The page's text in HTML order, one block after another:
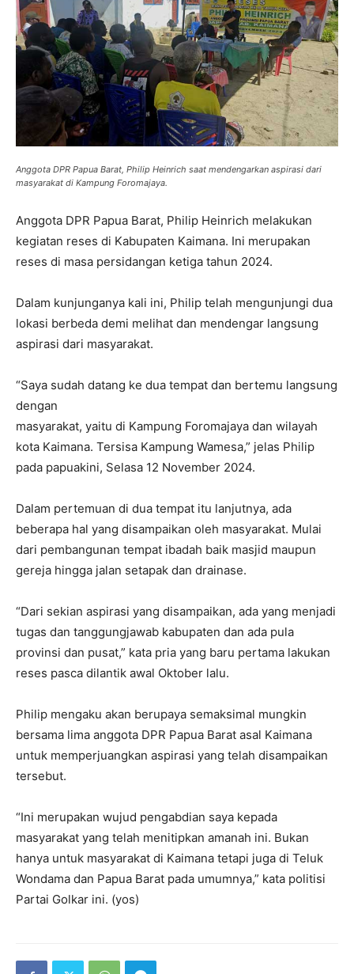
Anggota DPR Papua Barat, Philip Heinrich saat mendengarkan aspirasi dari
masyarakat di Kampung Foromajaya.
Anggota DPR Papua Barat, Philip Heinrich melakukan
kegiatan reses di Kabupaten Kaimana. Ini merupakan
reses di masa persidangan ketiga tahun 2024.
Dalam kunjunganya kali ini, Philip telah mengunjungi dua
lokasi berbeda demi melihat dan mendengar langsung
aspirasi dari masyarakat.
“Saya sudah datang ke dua tempat dan bertemu langsung
dengan
masyarakat, yaitu di Kampung Foromajaya dan wilayah
kota Kaimana. Tersisa Kampung Wamesa,” jelas Philip
pada papuakini, Selasa 12 November 2024.
Dalam pertemuan di dua tempat itu lanjutnya, ada
beberapa hal yang disampaikan oleh masyarakat. Mulai
dari pembangunan tempat ibadah baik masjid maupun
gereja hingga jalan setapak dan drainase.
“Dari sekian aspirasi yang disampaikan, ada yang menjadi
tugas dan tanggungjawab kabupaten dan ada pula
provinsi dan pusat,” kata pria yang baru pertama lakukan
reses pasca dilantik awal Oktober lalu.
Philip mengaku akan berupaya semaksimal mungkin
bersama lima anggota DPR Papua Barat asal Kaimana
untuk memperjuangkan aspirasi yang telah disampaikan
tersebut.
“Ini merupakan wujud pengabdian saya kepada
masyarakat yang telah menitipkan amanah ini. Bukan
hanya untuk masyarakat di Kaimana tetapi juga di Teluk
Wondama dan Papua Barat pada umumnya,” kata politisi
Partai Golkar ini. (yos)